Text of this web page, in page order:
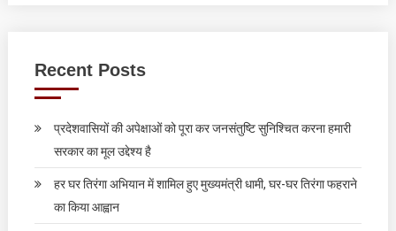
Recent Posts
प्रदेशवासियों की अपेक्षाओं को पूरा कर जनसंतुष्टि सुनिश्चित करना हमारी
सरकार का मूल उद्देश्य है
हर घर तिरंगा अभियान में शामिल हुए मुख्यमंत्री धामी, घर-घर तिरंगा फहराने
का किया आह्वान